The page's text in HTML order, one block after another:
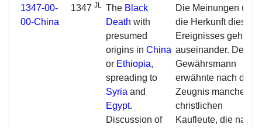
1347-00-
00-China
1347JL The Black
Death with
presumed
origins inChina
or Ethiopia,
spreading to
Syria and
Egypt.
Discussion of
Die Meinungen über
die Herkunft dieses
Ereignisses gehen
auseinander. Der
Gewährsmann
erwähnte nach dem
Zeugnis mancher
christlichen
Kaufleute, die nach